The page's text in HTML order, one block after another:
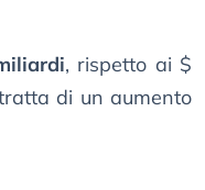
, rispetto ai $
di un aumento